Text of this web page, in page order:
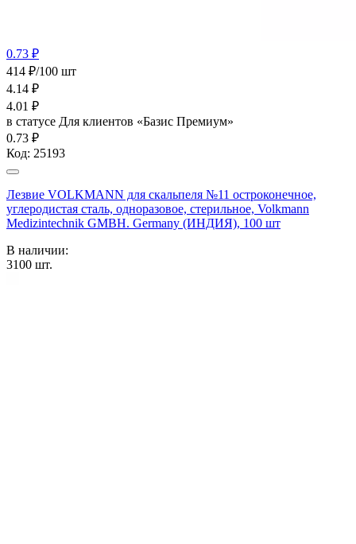
0.73 ₽
414 ₽/100 шт
4.14 ₽
4.01 ₽
в статусе Для клиентов «Базис Премиум»
0.73 ₽
Код: 25193
Лезвие VOLKMANN для скальпеля №11 остроконечное,
углеродистая сталь, одноразовое, стерильное, Volkmann
Medizintechnik GMBH. Germany (ИНДИЯ), 100 шт
В наличии:
3100 шт.